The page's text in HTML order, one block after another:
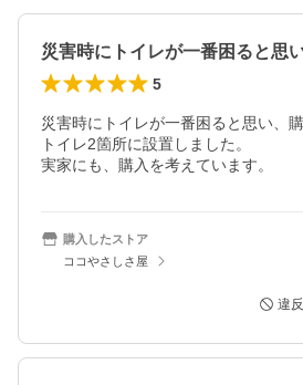
5
災害時にトイレが一番困ると思い、購
トイレ2箇所に設置しました。
実家にも、購入を考えています。
購入したストア
ココやさしさ屋
違